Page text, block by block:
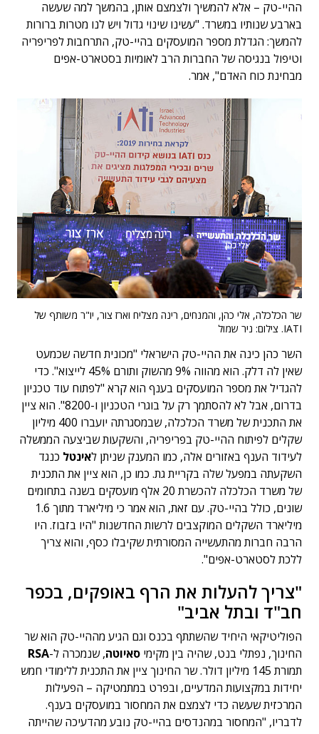
ההיי-טק – אלא להמשיך ולצמצם אותן, בהמשך למה שעשה
בארבע שנותיו במשרד. "עשינו שינוי גדול ויש לנו מטרות ברורות
להמשך: הגדלת מספר המועסקים בהיי-טק, התרחבות לפריפריה
וטיפול בנגיסה של החברות הרב לאומיות בסטארט-אפים
מבחינת כוח האדם", אמר.
שר הכלכלה, אלי כהן, והמנחים, רינה מצליח וארז צור, יו"ר משותף של
IATI. צילום: ניר שמול
השר כהן כינה את ההיי-טק הישראלי "מכונית חדשה שכמעט
שאין לה דלק. הוא מהווה 9% מהשוק ותורם 45% לייצוא". כדי
להגדיל את מספר המועסקים בענף הוא קרא "לפתוח עוד טכניון
בדרום, אבל לא להסתמך רק על בוגרי הטכניון ו-8200". הוא ציין
את התכנית של משרד הכלכלה, שבמסגרתה יועברו 400 מיליון
שקלים לפיתוח ההיי-טק בפריפריה, והשקעות שביצעה הממשלה
לעידוד הענף באזורים אלה, כמו המענק שניתן לאינטל כנגד
השקעתה במפעל שלה בקריית גת. כמו כן, הוא ציין את התכנית
של משרד הכלכלה להכשרת 20 אלף מועסקים בשנה בתחומים
שונים, כולל בהיי-טק. עם זאת, הוא אמר כי מיליארד מתוך 1.6
מיליארד השקלים המוקצבים לרשות החדשנות "היו בזבוז. היו
הרבה חברות מהתעשייה המסורתית שקיבלו כסף, והוא צריך
ללכת לסטארט-אפים".
"צריך להעלות את הרף באופקים, בכפר
חב"ד ובתל אביב"
הפוליטיקאי היחיד שהשתתף בכנס וגם הגיע מההיי-טק הוא שר
החינוך, נפתלי בנט, שהיה בין מקימי סאיוטה, שנמכרה ל-RSA
תמורת 145 מיליון דולר. שר החינוך ציין את התכנית ללימודי חמש
יחידות במקצועות המדעיים, ובפרט במתמטיקה – הפעילות
המרכזית שעשה כדי לצמצם את המחסור במועסקים בענף.
לדבריו, "המחסור במהנדסים בהיי-טק נובע מהדעיכה שהייתה